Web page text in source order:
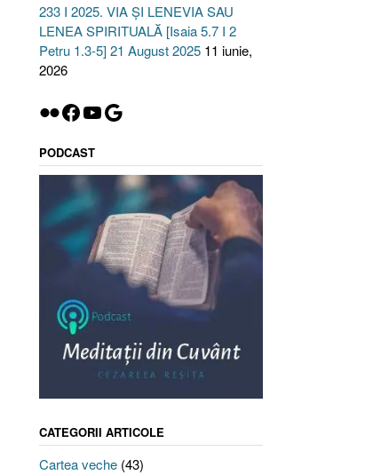
233 I 2025. VIA ȘI LENEVIA SAU
LENEA SPIRITUALĂ [Isaia 5.7 I 2
Petru 1.3-5] 21 August 2025 11 iunie,
2026
Flickr
Facebook
YouTube
Google
PODCAST
CATEGORII ARTICOLE
Cartea veche(43)